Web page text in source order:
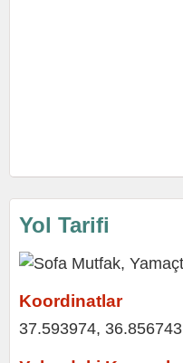
Yol Tarifi
Koordinatlar
37.593974, 36.856743